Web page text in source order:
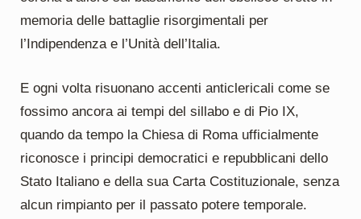
memoria delle battaglie risorgimentali per
l’Indipendenza e l’Unità dell’Italia.
E ogni volta risuonano accenti anticlericali come se
fossimo ancora ai tempi del sillabo e di Pio IX,
quando da tempo la Chiesa di Roma ufficialmente
riconosce i principi democratici e repubblicani dello
Stato Italiano e della sua Carta Costituzionale, senza
alcun rimpianto per il passato potere temporale.